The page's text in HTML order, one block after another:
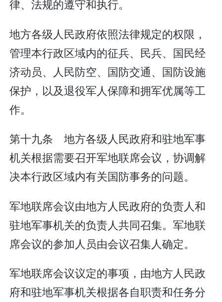
律、法规的遵守和执行。
地方各级人民政府依照法律规定的权限，
管理本行政区域内的征兵、民兵、国民经
济动员、人民防空、国防交通、国防设施
保护，以及退役军人保障和拥军优属等工
作。
第十九条 地方各级人民政府和驻地军事
机关根据需要召开军地联席会议，协调解
决本行政区域内有关国防事务的问题。
军地联席会议由地方人民政府的负责人和
驻地军事机关的负责人共同召集。军地联
席会议的参加人员由会议召集人确定。
军地联席会议议定的事项，由地方人民政
府和驻地军事机关根据各自职责和任务分